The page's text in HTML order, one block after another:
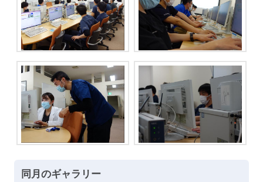
同月のギャラリー